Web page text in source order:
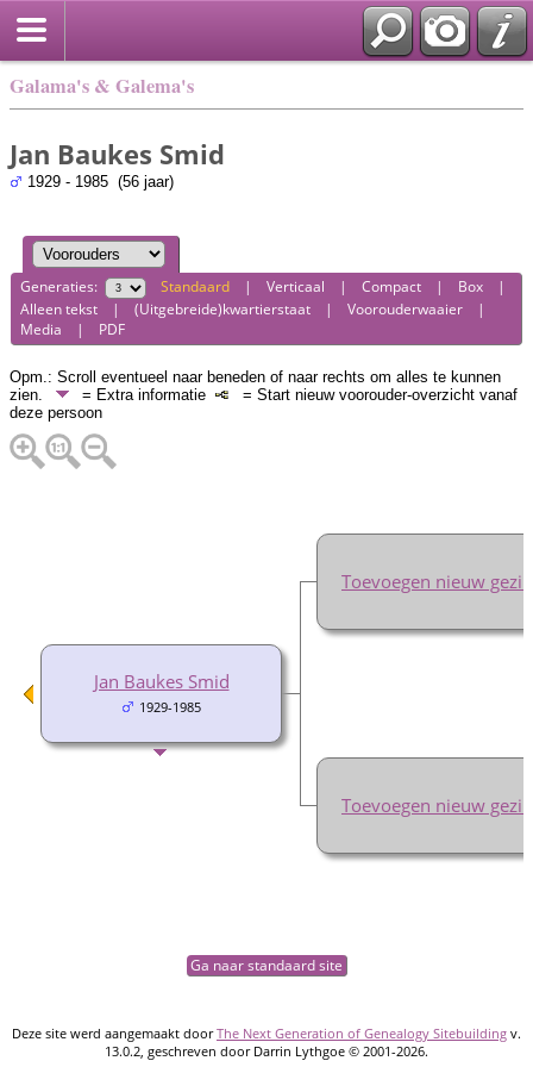
Galama's & Galema's
Jan Baukes Smid
1929 - 1985 (56 jaar)
Generaties: Standaard |Verticaal |Compact | Box |
Alleen tekst |(Uitgebreide)kwartierstaat |Voorouderwaaier |
Media | PDF
Opm.: Scroll eventueel naar beneden of naar rechts om alles te kunnen
zien.
= Extra informatie
= Start nieuw voorouder-overzicht vanaf
deze persoon
Jan Baukes Smid
1929-1985
Toevoegen nieuw gezin
Toevoegen nieuw gezin
Ga naar standaard site
Deze site werd aangemaakt doorThe Next Generation of Genealogy Sitebuilding v.
13.0.2, geschreven door Darrin Lythgoe © 2001-2026.